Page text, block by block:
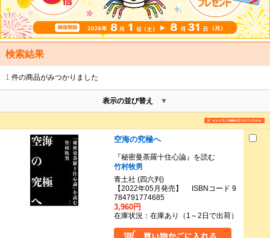
検索結果
1 件の商品がみつかりました
表示の並び替え
空海の究極へ
『秘密曼荼羅十住心論』を読む
竹村牧男
青土社 (四六判)
【2022年05月発売】 ISBNコード 9
784791774685
3,960円
在庫状況：在庫あり（1～2日で出荷）